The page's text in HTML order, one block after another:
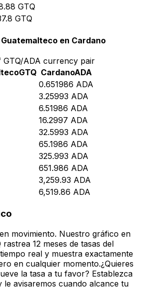
GTQ
GTQ
en Cardano
GTQ/ADA currency pair
GTQ CardanoADA
0.651986 ADA
3.25993 ADA
6.51986 ADA
16.2997 ADA
32.5993 ADA
65.1986 ADA
325.993 ADA
651.986 ADA
3,259.93 ADA
6,519.86 ADA
movimiento. Nuestro gráfico en
12 meses de tasas del
real y muestra exactamente
en cualquier momento.¿Quieres
la tasa a tu favor? Establezca
le avisaremos cuando alcance tu